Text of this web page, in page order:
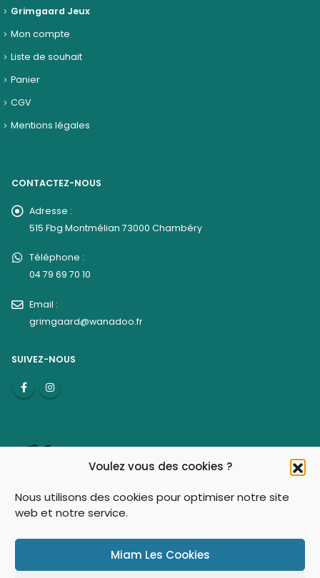
Voulez vous des cookies ?
Nous utilisons des cookies pour optimiser notre site
web et notre service.
Miam Les Cookies
Grimgaard Jeux
Mon compte
Liste de souhait
Panier
CGV
Mentions légales
CONTACTEZ-NOUS
Adresse :
515 Fbg Montmélian 73000 Chambéry
Téléphone :
04 79 69 70 10
Email :
grimgaard@wanadoo.fr
SUIVEZ-NOUS
© Grimgaard 2021-2026 - Tous droits réservés